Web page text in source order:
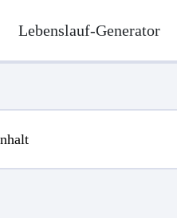
Lebenslauf-Generator